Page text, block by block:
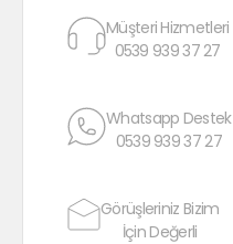
Müşteri Hizmetleri
0539 939 37 27
Whatsapp Destek
0539 939 37 27
Görüşleriniz Bizim
İçin Değerli